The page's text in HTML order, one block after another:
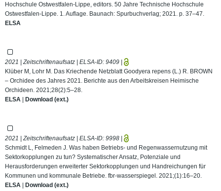
Hochschule Ostwestfalen-Lippe, editors. 50 Jahre Technische Hochschule
Ostwestfalen-Lippe. 1. Auflage. Baunach: Spurbuchverlag; 2021. p. 37–47.
ELSA
2021 | Zeitschriftenaufsatz | ELSA-ID: 9409 |
Klüber M, Lohr M. Das Kriechende Netzblatt Goodyera repens (L.) R. BROWN
– Orchidee des Jahres 2021. Berichte aus den Arbeitskreisen Heimische
Orchideen. 2021;28(2):5–28.
ELSA | Download (ext.)
2021 | Zeitschriftenaufsatz | ELSA-ID: 9998 |
Schmidt L, Felmeden J. Was haben Betriebs- und Regenwassernutzung mit
Sektorkopplungen zu tun? Systematischer Ansatz, Potenziale und
Herausforderungen erweiterter Sektorkopplungen und Handreichungen für
Kommunen und kommunale Betriebe. fbr-wasserspiegel. 2021;(1):16–20.
ELSA | Download (ext.)